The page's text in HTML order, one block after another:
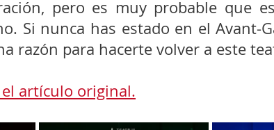
pero es muy probable que
Si nunca has estado en el Avant-
razón para hacerte volver a este
artículo original.